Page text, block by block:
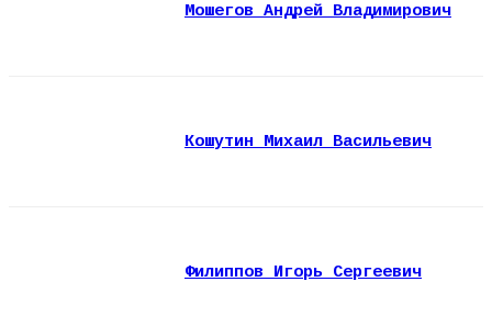
Мошегов Андрей Владимирович
Кошутин Михаил Васильевич
Филиппов Игорь Сергеевич